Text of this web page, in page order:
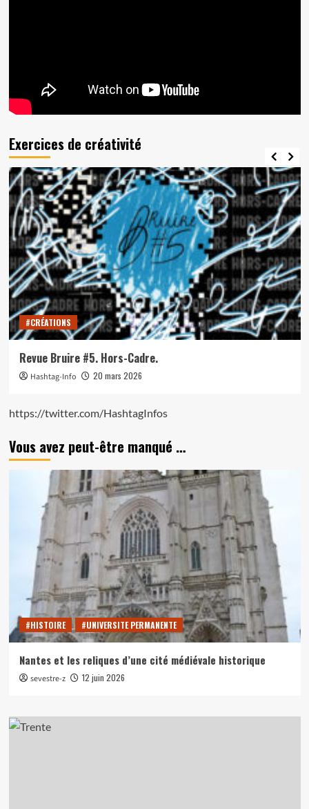
Exercices de créativité
#CRÉATIONS
Revue Bruire #5. Hors-Cadre.
Hashtag-Info 20 mars 2026
https://twitter.com/HashtagInfos
Vous avez peut-être manqué …
#HISTOIRE #UNIVERSITE PERMANENTE
Nantes et les reliques d’une cité médiévale historique
sevestre-z 12 juin 2026